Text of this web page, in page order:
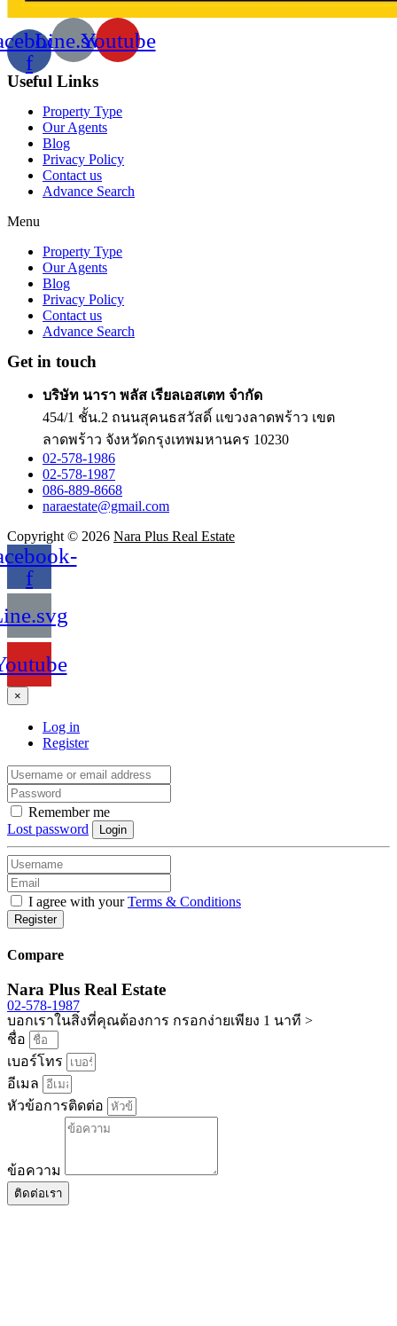
f
Line.svgYoutube
Useful Links
Property Type
Our Agents
Blog
Privacy Policy
Contact us
Advance Search
Menu
Property Type
Our Agents
Blog
Privacy Policy
Contact us
Advance Search
Get in touch
บริษัท นารา พลัส เรียลเอสเตท จำกัด
454/1 ชั้น.2 ถนนสุคนธสวัสดิ์ แขวงลาดพร้าว เขต
ลาดพร้าว จังหวัดกรุงเทพมหานคร 10230
02-578-1986
02-578-1987
086-889-8668
naraestate@gmail.com
Copyright © 2026 Nara Plus Real Estate
f
×
Log in
Register
Remember me
Lost password
Login
I agree with yourTerms & Conditions
Register
Compare
Nara Plus Real Estate
02-578-1987
บอกเราในสิ่งที่คุณต้องการ กรอกง่ายเพียง 1 นาที >
ชื่อ
เบอร์โทร
อีเมล
หัวข้อการติดต่อ
ข้อความ
ติดต่อเรา